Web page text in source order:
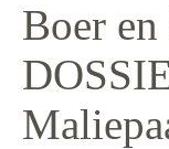
Boer